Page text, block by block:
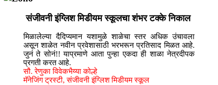
संजीवनी इंग्लिश मिडीयम स्कूलचा शंभर टक्के निकाल
मिळालेल्या दैदिप्यमान यशामुळे शाळेचा स्तर अधिक उंचावला
असून शाळेत नवीन प्रवेशासाठी भरभरून प्रतिसाद मिळत आहे.
जुनं ते सोनं!! याप्रमाणे आता पुन्हा एकदा ही शाळा नेत्रदीपक
प्रगती करत आहे.
सौ. रेणुका विवेकभैय्या कोल्हे
मॅनेजिंग ट्रस्टी, संजीवनी इंग्लिश मिडीयम स्कूल